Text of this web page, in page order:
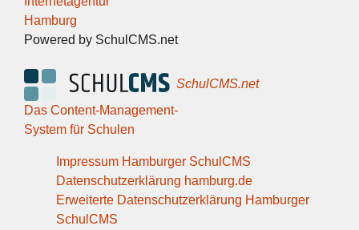
Hamburg
Powered by SchulCMS.net
SchulCMS.net
Das Content-Management-
System für Schulen
Impressum Hamburger SchulCMS
Datenschutzerklärung hamburg.de
Erweiterte Datenschutzerklärung Hamburger
SchulCMS